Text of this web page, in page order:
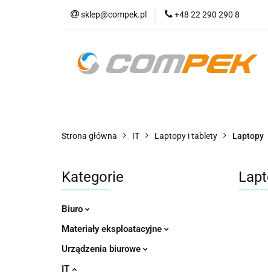
sklep@compek.pl +48 22 290 290 8
O nas
Strona główna IT Laptopy i tablety Laptopy
Kategorie
Biuro
Materiały eksploatacyjne
Urządzenia biurowe
IT